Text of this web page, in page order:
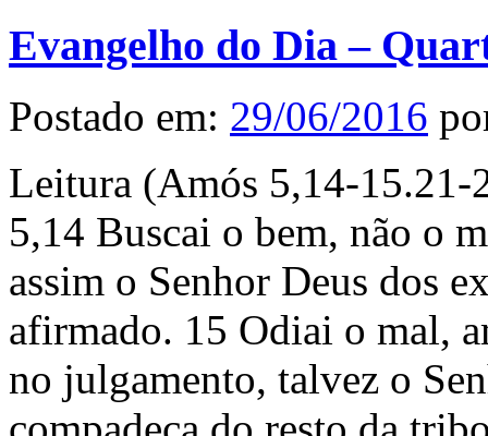
Evangelho do Dia –
Postado em: 29/06/2016
Leitura (Amós 5,14-15.21-
5,14 Buscai o bem, não o
assim o Senhor Deus dos
afirmado. 15 Odiai o mal,
no julgamento, talvez o